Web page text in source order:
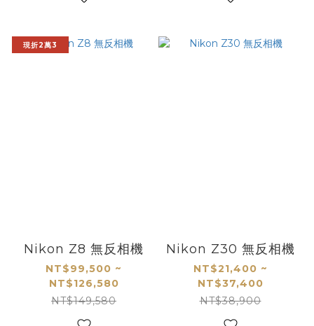
現折2萬3
Nikon Z8 無反相機
NT$99,500 ~
NT$126,580
NT$149,580
Nikon Z30 無反相機
NT$21,400 ~
NT$37,400
NT$38,900